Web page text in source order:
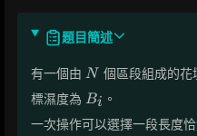
題目簡述
有一個由 N
N 個區段組成的花
標濕度為 B_i
Bi 。
一次操作可以選擇一段長度